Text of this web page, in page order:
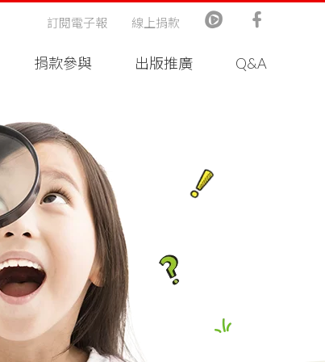
捐款參與 出版推廣 Q&A
訂閱電子報 線上捐款